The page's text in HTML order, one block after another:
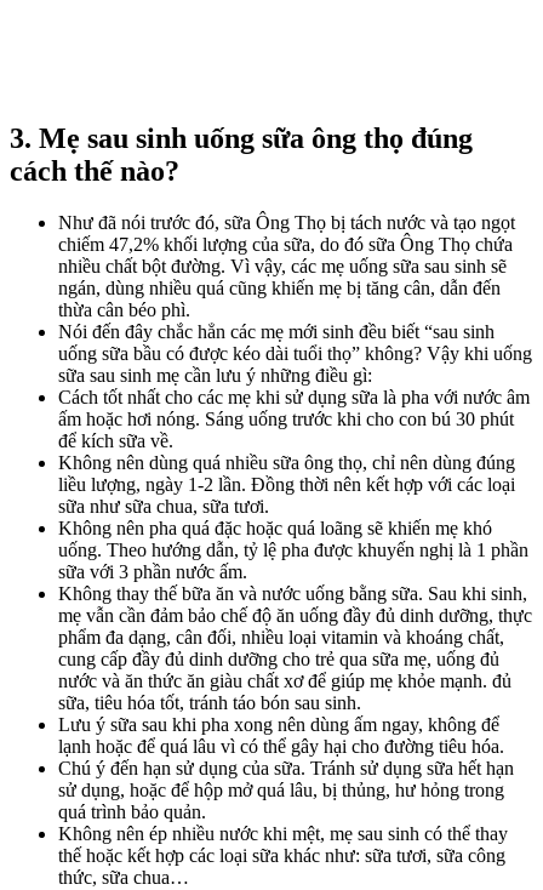
3. Mẹ sau sinh uống sữa ông thọ đúng
cách thế nào?
Như đã nói trước đó, sữa Ông Thọ bị tách nước và tạo ngọt
chiếm 47,2% khối lượng của sữa, do đó sữa Ông Thọ chứa
nhiều chất bột đường. Vì vậy, các mẹ uống sữa sau sinh sẽ
ngán, dùng nhiều quá cũng khiến mẹ bị tăng cân, dẫn đến
thừa cân béo phì.
Nói đến đây chắc hẳn các mẹ mới sinh đều biết “sau sinh
uống sữa bầu có được kéo dài tuổi thọ” không? Vậy khi uống
sữa sau sinh mẹ cần lưu ý những điều gì:
Cách tốt nhất cho các mẹ khi sử dụng sữa là pha với nước âm
ấm hoặc hơi nóng. Sáng uống trước khi cho con bú 30 phút
để kích sữa về.
Không nên dùng quá nhiều sữa ông thọ, chỉ nên dùng đúng
liều lượng, ngày 1-2 lần. Đồng thời nên kết hợp với các loại
sữa như sữa chua, sữa tươi.
Không nên pha quá đặc hoặc quá loãng sẽ khiến mẹ khó
uống. Theo hướng dẫn, tỷ lệ pha được khuyến nghị là 1 phần
sữa với 3 phần nước ấm.
Không thay thế bữa ăn và nước uống bằng sữa. Sau khi sinh,
mẹ vẫn cần đảm bảo chế độ ăn uống đầy đủ dinh dưỡng, thực
phẩm đa dạng, cân đối, nhiều loại vitamin và khoáng chất,
cung cấp đầy đủ dinh dưỡng cho trẻ qua sữa mẹ, uống đủ
nước và ăn thức ăn giàu chất xơ để giúp mẹ khỏe mạnh. đủ
sữa, tiêu hóa tốt, tránh táo bón sau sinh.
Lưu ý sữa sau khi pha xong nên dùng ấm ngay, không để
lạnh hoặc để quá lâu vì có thể gây hại cho đường tiêu hóa.
Chú ý đến hạn sử dụng của sữa. Tránh sử dụng sữa hết hạn
sử dụng, hoặc để hộp mở quá lâu, bị thủng, hư hỏng trong
quá trình bảo quản.
Không nên ép nhiều nước khi mệt, mẹ sau sinh có thể thay
thế hoặc kết hợp các loại sữa khác như: sữa tươi, sữa công
thức, sữa chua…